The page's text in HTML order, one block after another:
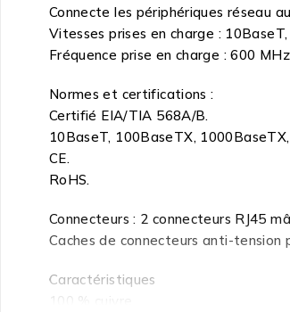
Connecte les périphériques réseau
Vitesses prises en charge :
Fréquence prise en charge : 600
Normes et certifications :
Certifié EIA/TIA 568A/B.
10BaseT, 100BaseTX,
CE.
RoHS.
Connecteurs : 2 connecteurs RJ45
Caches de connecteurs anti-tension
Caractéristiques
100 % cuivre